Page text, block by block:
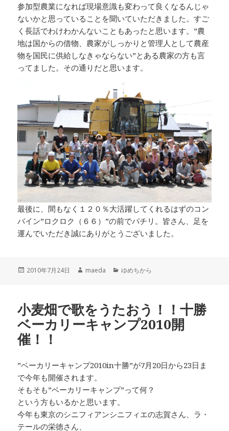
参加型農業になれば現場意識も変わって良くなるんじゃ
ないかと思っていることを聞いていただきました。すご
く長話でわけわかんないこともあったと思います。”農
地は国からの借物、農家がしっかりと管理人として農産
物を国民に供給しなきゃならない”とある農家の方も言
ってました。その通りだと思います。
最後に、間もなく１２０％大活躍してくれるはずのコン
バイン”ロクロク（６６）”の前でパチリ。皆さん、足を
運んでいただき誠にありがとうございました。
投
2010年7月24日
作
maeda
カ
ー
ゆめちから
小麦畑で歌をうたおう！！十勝
ベーカリーキャンプ2010開
催！！
”ベーカリーキャンプ2010in十勝”が7月20日から23日ま
で今年も開催されます。
そもそも”ベーカリーキャンプ”って何？
という方もいるかと思います。
今年も東京のシニフィアンシニフィエの志賀さん、ラ・
テールの栄徳さん、